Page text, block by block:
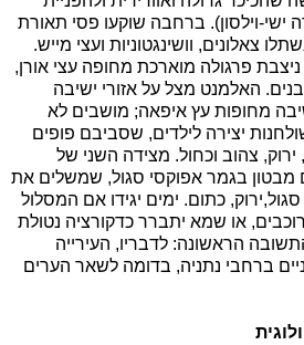
ישי-וילסון). ברחבה שוקעו פסי תאורת
צאלונים, וושינגטוניות ועצי מייש.
פרגולה מוארכת מחופה עצי אורן,
האלמנט מצל על אזורי ישיבה
מחופות עץ איפאה; מושבים לא
יצירה לילדים, שסביבם פופים
ירוק, צהוב וכחול. מצידה השני של
מבטון בגמר אפוקסי סגול, שמשלים את
כתום. ימים יגידו אם המסלול
או שמא יתברר כדקורציה נטולת
הראשונה: לדבריו, העירייה
ברחבי נתניה, בדומה לשאר הערים